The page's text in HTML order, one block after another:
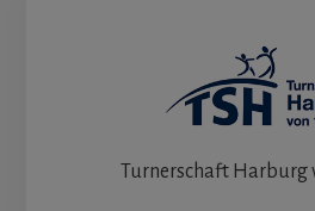
Turnerschaft Harburg